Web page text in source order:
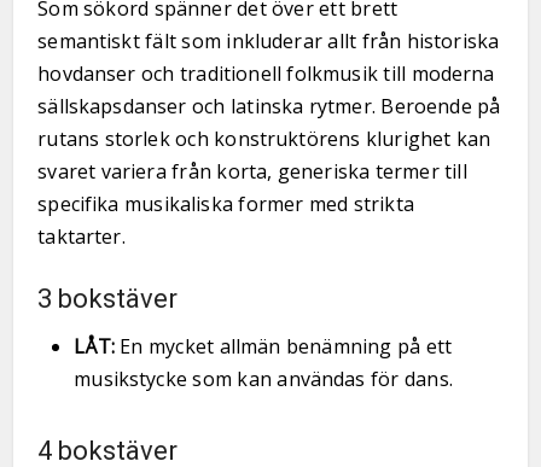
Som sökord spänner det över ett brett
semantiskt fält som inkluderar allt från historiska
hovdanser och traditionell folkmusik till moderna
sällskapsdanser och latinska rytmer. Beroende på
rutans storlek och konstruktörens klurighet kan
svaret variera från korta, generiska termer till
specifika musikaliska former med strikta
taktarter.
3 bokstäver
LÅT:En mycket allmän benämning på ett
musikstycke som kan användas för dans.
4 bokstäver